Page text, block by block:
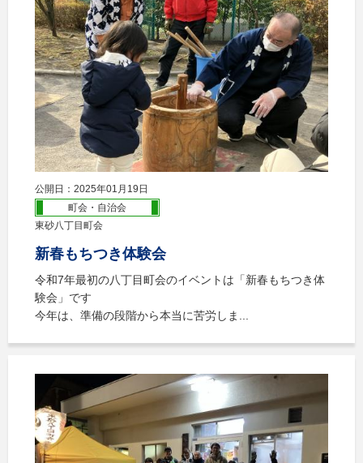
公開日：2025年01月19日
町会・自治会
東砂八丁目町会
新春もちつき体験会
令和7年最初の八丁目町会のイベントは「新春もちつき体
験会」です
今年は、準備の段階から本当に苦労しま...